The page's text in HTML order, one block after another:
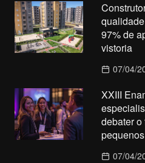
97% de
vistoria
07/04/
XXIII
debater
07/04/